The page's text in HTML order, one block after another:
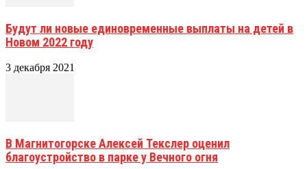
Будут ли новые единовременные выплаты на детей в
Новом 2022 году
3 декабря 2021
В Магнитогорске Алексей Текслер оценил
благоустройство в парке у Вечного огня